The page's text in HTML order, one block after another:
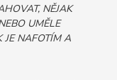
NĚJAK
UMĚLE
JE NAFOTÍM A